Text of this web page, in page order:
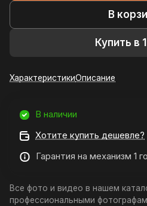
В
Купить в
ХарактеристикиОписание
В наличии
Хотите купить дешевле?
Гарантия на механизм 1
Все фото и видео в нашем
профессиональными